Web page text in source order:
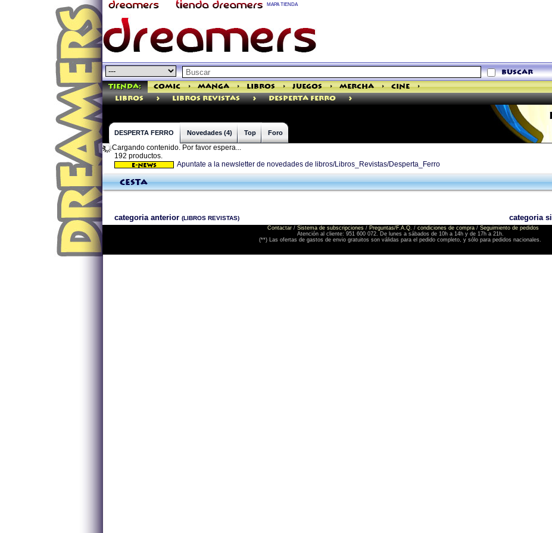
MAPA TIENDA
buscar
Tienda: Comic > Manga > Libros > Juegos > Mercha > Cine
>
libros
> Libros Revistas > Desperta Ferro >
DESPERTA FERRO Novedades (4) Top Foro
Cargando contenido. Por favor espera...
192 productos.
Apuntate a la newsletter de novedades de libros/Libros_Revistas/Desperta_Ferro
Cesta
categoria anterior (LIBROS REVISTAS) categoria
Contactar / Sistema de subscripciones / Preguntas/F.A.Q. / condiciones de compra / Seguimiento de pedidos
Atención al cliente: 951 600 072. De lunes a sábados de 10h a 14h y de 17h a 21h.
(**) Las ofertas de gastos de envio gratuitos son válidas para el pedido completo, y sólo para pedidos nacionales.